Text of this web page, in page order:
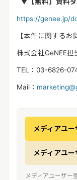
https://genee.jp/
【本件に関するお
株式会社GeNEE
TEL：03-6826-
Mail：
メディアユ
メディアユ
メディアユーザー